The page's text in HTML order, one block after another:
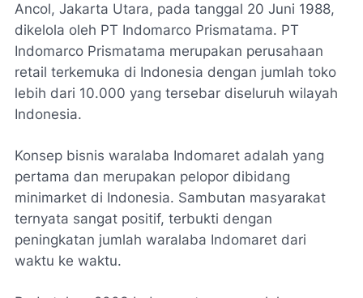
Ancol, Jakarta Utara, pada tanggal 20 Juni 1988,
dikelola oleh PT Indomarco Prismatama. PT
Indomarco Prismatama merupakan perusahaan
retail terkemuka di Indonesia dengan jumlah toko
lebih dari 10.000 yang tersebar diseluruh wilayah
Indonesia.
Konsep bisnis waralaba Indomaret adalah yang
pertama dan merupakan pelopor dibidang
minimarket di Indonesia. Sambutan masyarakat
ternyata sangat positif, terbukti dengan
peningkatan jumlah waralaba Indomaret dari
waktu ke waktu.